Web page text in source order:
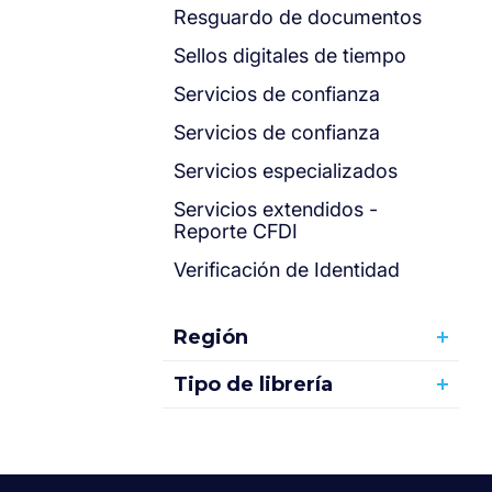
Resguardo de documentos
Sellos digitales de tiempo
Servicios de confianza
Servicios de confianza
Servicios especializados
Servicios extendidos -
Reporte CFDI
Verificación de Identidad
Región
Tipo de librería